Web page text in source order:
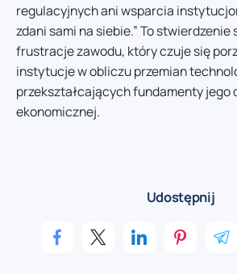
regulacyjnych ani wsparcia
zdani sami na siebie.” To
frustracje zawodu, który czuje się
instytucje w obliczu przemian
przekształcających fundamenty jego
ekonomicznej.
Udostępnij